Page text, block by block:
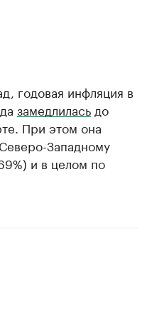
годовая инфляция в
замедлилась до
При этом она
Западному
и в целом по